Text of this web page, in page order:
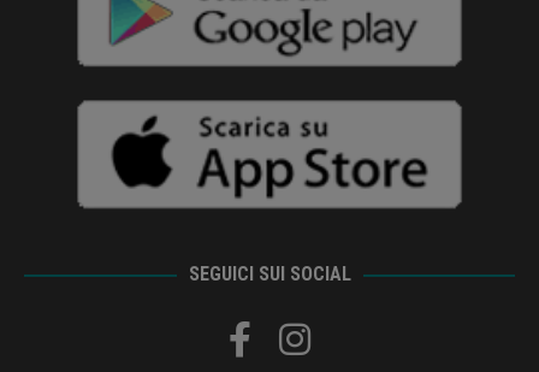
SEGUICI SUI SOCIAL